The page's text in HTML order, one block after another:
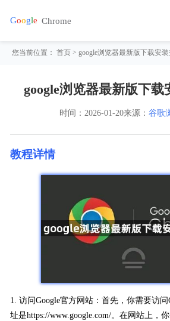
您当前位置：首页 > google浏览器最新版下载安
google浏览器最新版下载
时间： 2026-01-20来源： 谷歌
教程详情
1. 访问Google官方网站：首先，你需要访问
址是https://www.google.com/。在网站上，